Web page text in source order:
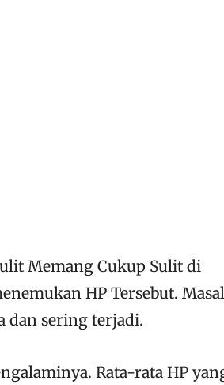
Memang Cukup Sulit di
HP Tersebut.
dan sering terjadi.
Rata-rata HP